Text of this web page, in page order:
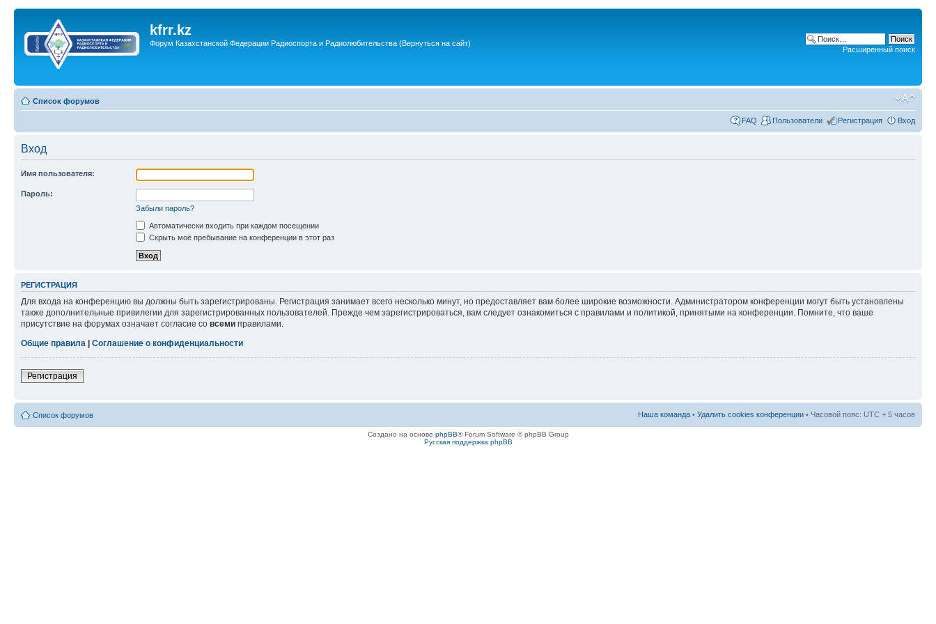
kfrr.kz
Форум Казахстанской Федерации Радиоспорта и Радиолюбительства (Вернуться на сайт)
Расширенный поиск
Список форумов
FAQ Пользователи Регистрация Вход
Вход
Имя пользователя:
Пароль:
Забыли пароль?
Автоматически входить при каждом посещении
Скрыть моё пребывание на конференции в этот раз
РЕГИСТРАЦИЯ
Для входа на конференцию вы должны быть зарегистрированы. Регистрация занимает всего несколько минут, но предоставляет вам более широкие возможности. Администратором конференции могут быть установлены
также дополнительные привилегии для зарегистрированных пользователей. Прежде чем зарегистрироваться, вам следует ознакомиться с правилами и политикой, принятыми на конференции. Помните, что ваше
присутствие на форумах означает согласие со всеми правилами.
Общие правила | Соглашение о конфиденциальности
Регистрация
Список форумов Наша команда • Удалить cookies конференции • Часовой пояс: UTC + 5 часов
Создано на основе phpBB® Forum Software © phpBB Group
Русская поддержка phpBB